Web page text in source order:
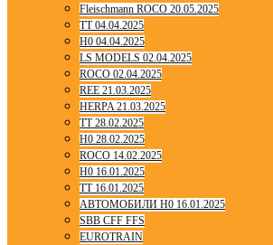
Fleischmann ROCO 20.05.2025
TT 04.04.2025
H0 04.04.2025
LS MODELS 02.04.2025
ROCO 02.04.2025
REE 21.03.2025
HERPA 21.03.2025
TT 28.02.2025
H0 28.02.2025
ROCO 14.02.2025
H0 16.01.2025
TT 16.01.2025
АВТОМОБИЛИ H0 16.01.2025
SBB CFF FFS
EUROTRAIN